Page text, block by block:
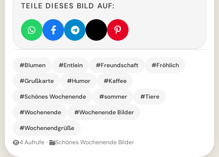
TEILE DIESES BILD AUF:
#Blumen #Entlein #Freundschaft
#Fröhlich
#Grußkarte
#Humor
#Kaffee
#Schönes Wochenende
#sommer
#Tiere
#Wochenende
#Wochenende Bilder
#Wochenendgrüße
4 Aufrufe · Schönes Wochenende Bilder